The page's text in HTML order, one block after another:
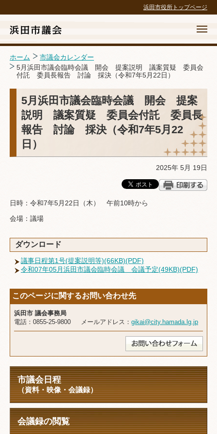
浜田市役所トップページ
ホーム
議会の概要
議案等・結果
議長交際費政務活動費
議会の取組
ホーム
市議会カレンダー
5月浜田市議会臨時会議 開会 提案説明 議案質疑 委員会
付託 委員長報告 討論 採決（令和7年5月22日）
5月浜田市議会臨時会議 開会 提案
説明 議案質疑 委員会付託 委員長
報告 討論 採決（令和7年5月22
日）
2025年 5月 19日
日時：令和7年5月22日（木） 午前10時から
会場：議場
ダウンロード
議事日程第1号(提案説明等)(66KB)(PDF)
令和07年05月浜田市議会臨時会議 会議予定(49KB)(PDF)
このページに関するお問い合わせ先
浜田市 議会事務局
電話：0855-25-9800 メールアドレス： gikai@city.hamada.lg.jp
市議会日程
（資料・映像・会議録）
会議録の閲覧